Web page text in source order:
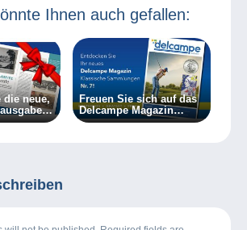
Ihnen auch gefallen:
die neue,
Freuen Sie sich auf das
Delcampe Magazin
Klassische Sammlungen